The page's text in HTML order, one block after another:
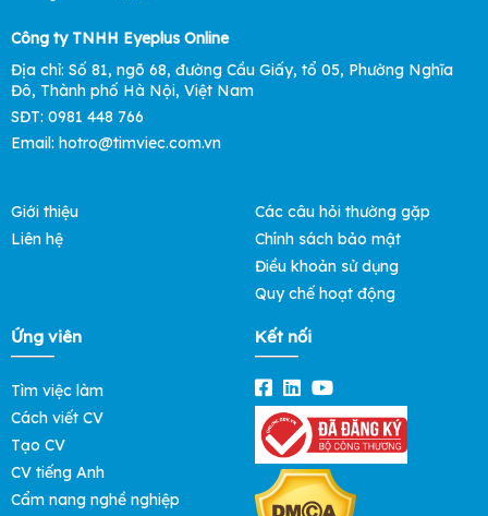
Công ty TNHH Eyeplus Online
Địa chỉ: Số 81, ngõ 68, đường Cầu Giấy, tổ 05, Phường Nghĩa
Đô, Thành phố Hà Nội, Việt Nam
SĐT: 0981 448 766
Email: hotro@timviec.com.vn
Giới thiệu
Liên hệ
Các câu hỏi thường gặp
Chính sách bảo mật
Điều khoản sử dụng
Quy chế hoạt động
Ứng viên
Tìm việc làm
Cách viết CV
Tạo CV
CV tiếng Anh
Cẩm nang nghề nghiệp
Kết nối